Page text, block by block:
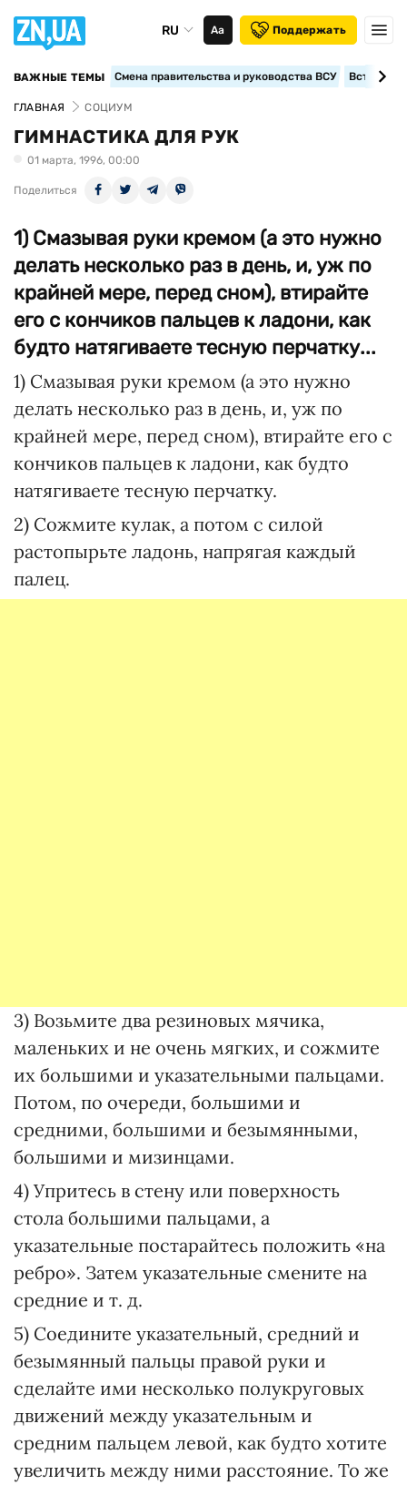
RU Аа Поддержать
ВАЖНЫЕ ТЕМЫ Смена правительства и руководства ВСУ
ГЛАВНАЯ СОЦИУМ
ГИМНАСТИКА ДЛЯ РУК
01 марта, 1996, 00:00
Поделиться
1) Смазывая руки кремом (а это нужно
делать несколько раз в день, и, уж по
крайней мере, перед сном), втирайте
его с кончиков пальцев к ладони, как
будто натягиваете тесную перчатку...
1) Смазывая руки кремом (а это нужно
делать несколько раз в день, и, уж по
крайней мере, перед сном), втирайте его с
кончиков пальцев к ладони, как будто
натягиваете тесную перчатку.
2) Сожмите кулак, а потом с силой
растопырьте ладонь, напрягая каждый
палец.
3) Возьмите два резиновых мячика,
маленьких и не очень мягких, и сожмите
их большими и указательными пальцами.
Потом, по очереди, большими и
средними, большими и безымянными,
большими и мизинцами.
4) Упритесь в стену или поверхность
стола большими пальцами, а
указательные постарайтесь положить «на
ребро». Затем указательные смените на
средние и т. д.
5) Соедините указательный, средний и
безымянный пальцы правой руки и
сделайте ими несколько полукруговых
движений между указательным и
средним пальцем левой, как будто хотите
увеличить между ними расстояние. То же